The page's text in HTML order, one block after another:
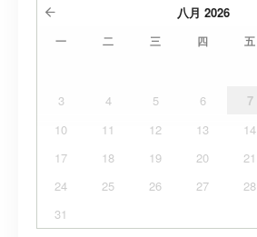
八月 2026
一 二 三 四 五
3
4 5 6 7
10
11 12 13 14
17
18 19 20 21
24
25 26 27 28
31